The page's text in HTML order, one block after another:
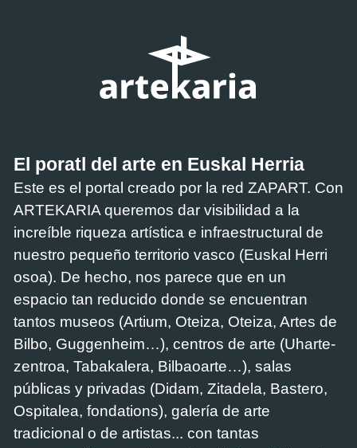
El poratl del arte en Euskal Herria
Este es el portal creado por la red ZAPART. Con
ARTEKARIA queremos dar visibilidad a la
increíble riqueza artística e infraestructural de
nuestro pequeño territorio vasco (Euskal Herri
osoa). De hecho, nos parece que en un
espacio tan reducido donde se encuentran
tantos museos (Artium, Oteiza, Oteiza, Artes de
Bilbo, Guggenheim…), centros de arte (Uharte-
zentroa, Tabakalera, Bilbaoarte…), salas
públicas y privadas (Didam, Zitadela, Bastero,
Ospitalea, fondations), galería de arte
tradicional o de artistas... con tantas